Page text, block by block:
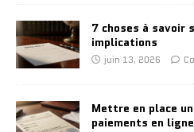
7 choses à savoir
implications
juin 13, 2026
Mettre en place
paiements en ligne